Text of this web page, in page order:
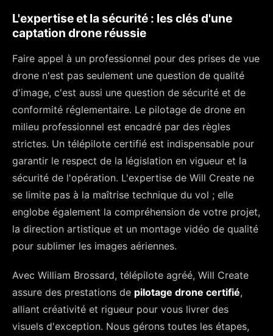
L'expertise et la sécurité : les clés d'une
captation drone réussie
Faire appel à un professionnel pour des prises de vue
drone n'est pas seulement une question de qualité
d'image, c'est aussi une question de sécurité et de
conformité réglementaire. Le pilotage de drone en
milieu professionnel est encadré par des règles
strictes. Un télépilote certifié est indispensable pour
garantir le respect de la législation en vigueur et la
sécurité de l'opération. L'expertise de Will Create ne
se limite pas à la maîtrise technique du vol ; elle
englobe également la compréhension de votre projet,
la direction artistique et un montage vidéo de qualité
pour sublimer les images aériennes.
Avec William Brossard, télépilote agréé, Will Create
assure des prestations de pilotage drone certifié,
alliant créativité et rigueur pour vous livrer des
visuels d'exception. Nous gérons toutes les étapes,